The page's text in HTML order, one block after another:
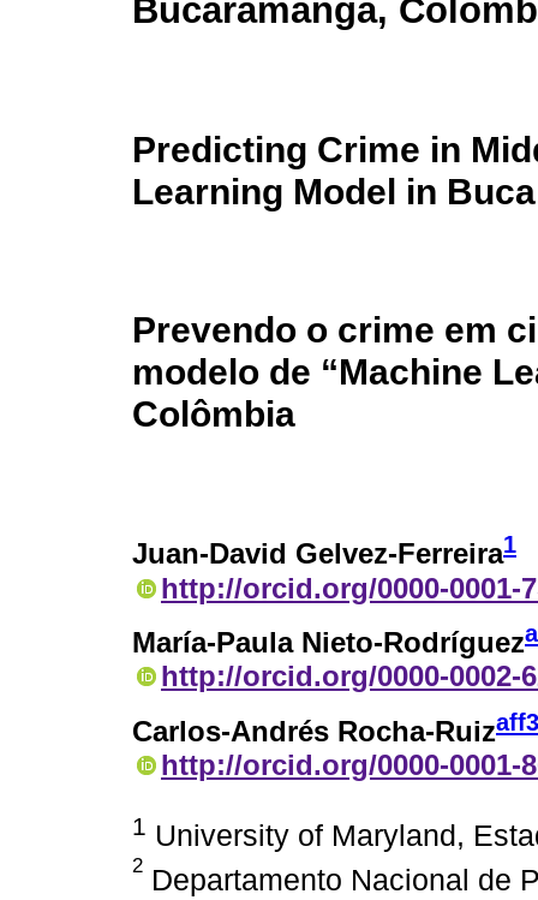
Bucaramanga,
Predicting Crime in
Learning Model in
Prevendo o crime em
modelo de “Machine
Colômbia
Juan-David Gelvez-Ferreira1
http://orcid.org/0000-0001-
María-Paula Nieto-Rodríguez
http://orcid.org/0000-0002-
Carlos-Andrés Rocha-Ruizaff3
http://orcid.org/0000-0001-
1 University of Maryland,
2 Departamento Nacional de